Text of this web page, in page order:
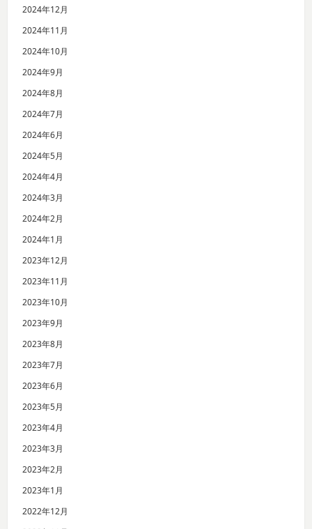
2024年12月
2024年11月
2024年10月
2024年9月
2024年8月
2024年7月
2024年6月
2024年5月
2024年4月
2024年3月
2024年2月
2024年1月
2023年12月
2023年11月
2023年10月
2023年9月
2023年8月
2023年7月
2023年6月
2023年5月
2023年4月
2023年3月
2023年2月
2023年1月
2022年12月